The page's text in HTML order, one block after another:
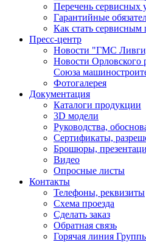
Перечень сервисных
Гарантийные
Как стать сервисным
Пресс-центр
Новости "ГМС
Новости Орловского
Союза
Фотогалерея
Документация
Каталоги продукции
3D модели
Руководства,
Сертификаты,
Брошюры,
Видео
Опросные листы
Контакты
Телефоны, реквизиты
Схема проезда
Сделать заказ
Обратная связь
Горячая линия